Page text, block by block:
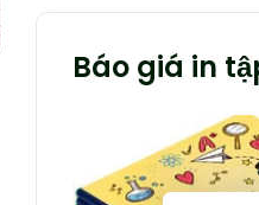
Báo giá in